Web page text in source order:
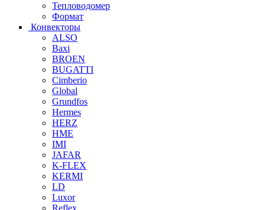
Тепловодомер
Формат
Конвекторы
ALSO
Baxi
BROEN
BUGATTI
Cimberio
Global
Grundfos
Hermes
HERZ
HME
IMI
JAFAR
K-FLEX
KERMI
LD
Luxor
Reflex